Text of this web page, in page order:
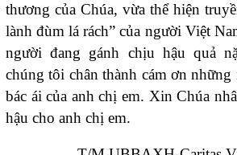
thương của Chúa, vừa thể hiện
lành đùm lá rách” của người Việt
người đang gánh chịu hậu quả
chúng tôi chân thành cám ơn
bác ái của anh chị em. Xin Chúa
hậu cho anh chị em.